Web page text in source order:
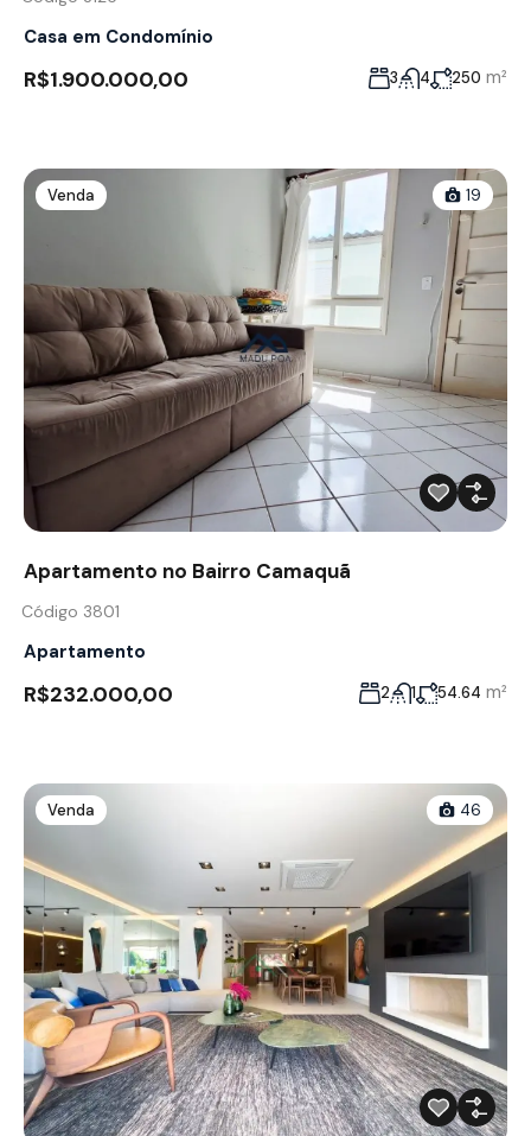
Casa em Condomínio
R$1.900.000,00 3 4 250 m²
Venda 19
Apartamento no Bairro Camaquã
Código 3801
Apartamento
R$232.000,00 2 1 54.64 m²
Venda 46